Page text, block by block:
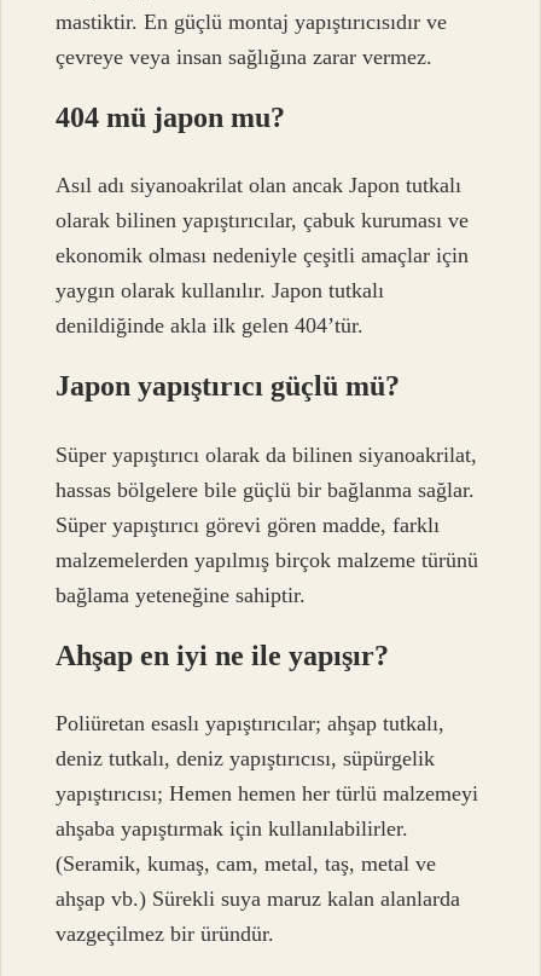
mastiktir. En güçlü montaj yapıştırıcısıdır ve
çevreye veya insan sağlığına zarar vermez.
404 mü japon mu?
Asıl adı siyanoakrilat olan ancak Japon tutkalı
olarak bilinen yapıştırıcılar, çabuk kuruması ve
ekonomik olması nedeniyle çeşitli amaçlar için
yaygın olarak kullanılır. Japon tutkalı
denildiğinde akla ilk gelen 404’tür.
Japon yapıştırıcı güçlü mü?
Süper yapıştırıcı olarak da bilinen siyanoakrilat,
hassas bölgelere bile güçlü bir bağlanma sağlar.
Süper yapıştırıcı görevi gören madde, farklı
malzemelerden yapılmış birçok malzeme türünü
bağlama yeteneğine sahiptir.
Ahşap en iyi ne ile yapışır?
Poliüretan esaslı yapıştırıcılar; ahşap tutkalı,
deniz tutkalı, deniz yapıştırıcısı, süpürgelik
yapıştırıcısı; Hemen hemen her türlü malzemeyi
ahşaba yapıştırmak için kullanılabilirler.
(Seramik, kumaş, cam, metal, taş, metal ve
ahşap vb.) Sürekli suya maruz kalan alanlarda
vazgeçilmez bir üründür.